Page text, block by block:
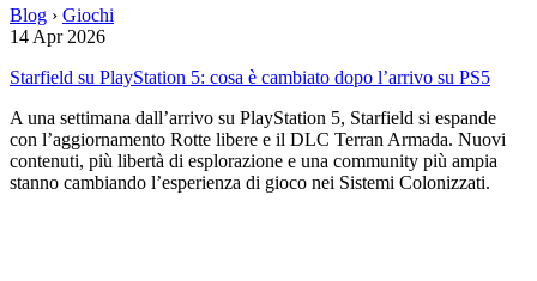
Blog › Giochi
14 Apr 2026
Starfield su PlayStation 5: cosa è cambiato dopo l’arrivo su PS5
A una settimana dall’arrivo su PlayStation 5, Starfield si espande
con l’aggiornamento Rotte libere e il DLC Terran Armada. Nuovi
contenuti, più libertà di esplorazione e una community più ampia
stanno cambiando l’esperienza di gioco nei Sistemi Colonizzati.